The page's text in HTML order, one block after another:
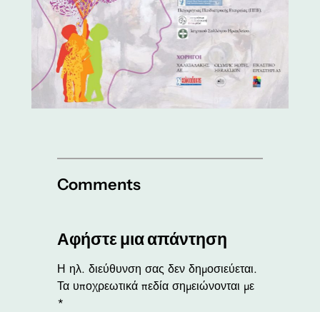
Comments
Αφήστε μια απάντηση
Η ηλ. διεύθυνση σας δεν δημοσιεύεται.
Τα υποχρεωτικά πεδία σημειώνονται με
*